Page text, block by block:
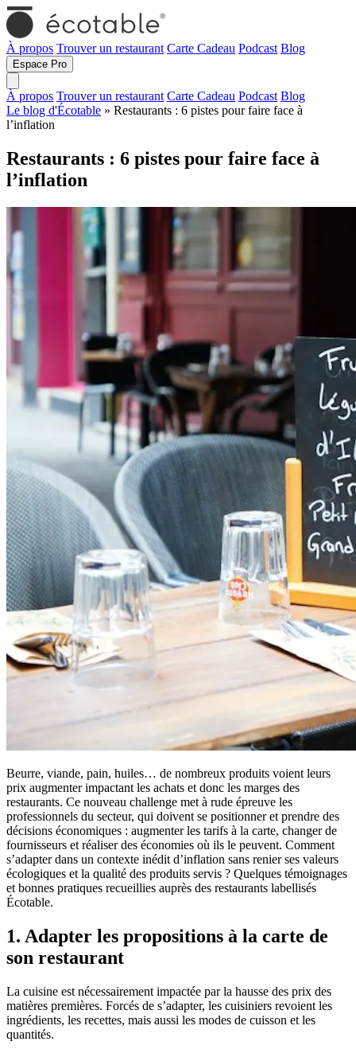
À propos Trouver un restaurant Carte Cadeau Podcast Blog
Espace Pro
À propos Trouver un restaurant Carte Cadeau Podcast Blog
Le blog d'Écotable » Restaurants : 6 pistes pour faire face à
l’inflation
Restaurants : 6 pistes pour faire face à
l’inflation
Beurre, viande, pain, huiles… de nombreux produits voient leurs
prix augmenter impactant les achats et donc les marges des
restaurants. Ce nouveau challenge met à rude épreuve les
professionnels du secteur, qui doivent se positionner et prendre des
décisions économiques : augmenter les tarifs à la carte, changer de
fournisseurs et réaliser des économies où ils le peuvent. Comment
s’adapter dans un contexte inédit d’inflation sans renier ses valeurs
écologiques et la qualité des produits servis ? Quelques témoignages
et bonnes pratiques recueillies auprès des restaurants labellisés
Écotable.
1. Adapter les propositions à la carte de
son restaurant
La cuisine est nécessairement impactée par la hausse des prix des
matières premières. Forcés de s’adapter, les cuisiniers revoient les
ingrédients, les recettes, mais aussi les modes de cuisson et les
quantités.